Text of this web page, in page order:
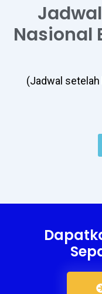
Nasional
(Jadwal